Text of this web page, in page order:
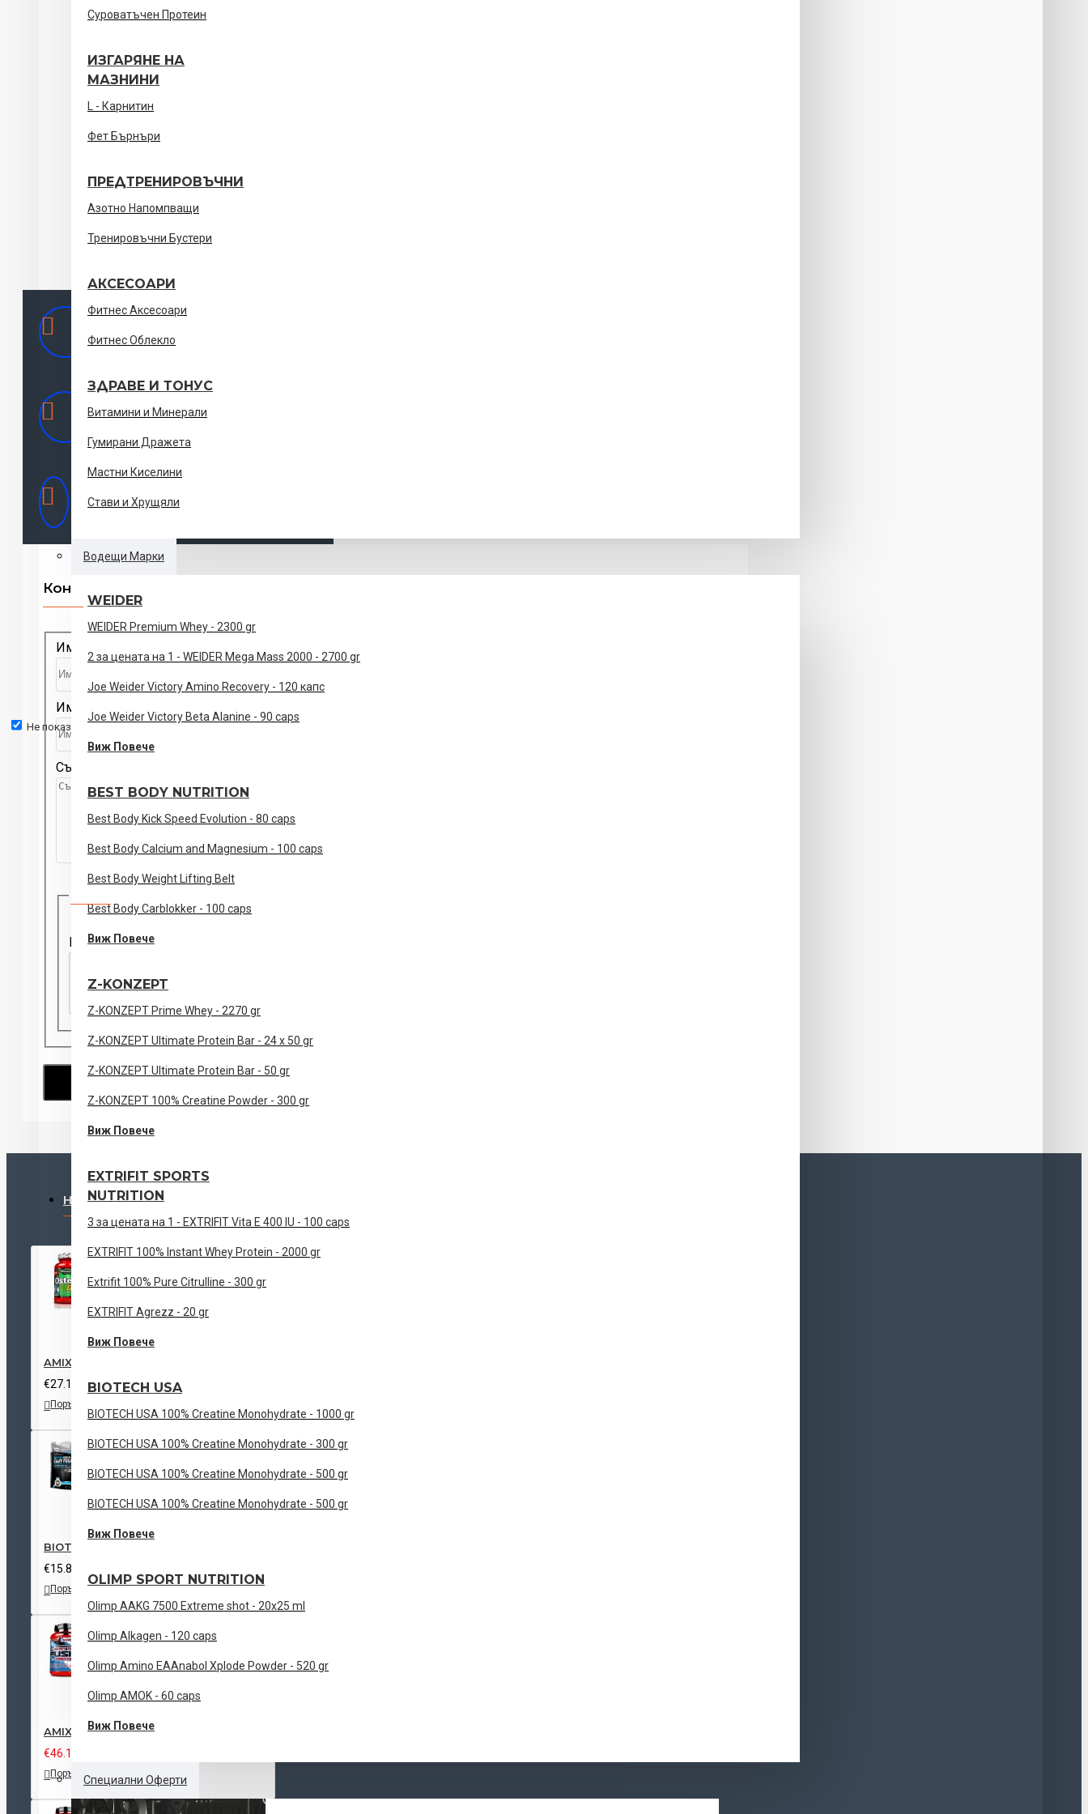
Не показвай отново.
Суроватъчен Протеин
ИЗГАРЯНЕ НА
МАЗНИНИ
L - Карнитин
Фет Бърнъри
ПРЕДТРЕНИРОВЪЧНИ
Азотно Напомпващи
Тренировъчни Бустери
АКСЕСОАРИ
Фитнес Аксесоари
Фитнес Облекло
ЗДРАВЕ И ТОНУС
Витамини и Минерали
Гумирани Дражета
Мастни Киселини
Стави и Хрущяли
Водещи Марки
WEIDER
WEIDER Premium Whey - 2300 gr
2 за цената на 1 - WEIDER Mega Mass 2000 - 2700 gr
Joe Weider Victory Amino Recovery - 120 капс
Joe Weider Victory Beta Alanine - 90 caps
Виж Повече
BEST BODY NUTRITION
Best Body Kick Speed Evolution - 80 caps
Best Body Calcium and Magnesium - 100 caps
Best Body Weight Lifting Belt
Best Body Carblokker - 100 caps
Виж Повече
Z-KONZEPT
Z-KONZEPT Prime Whey - 2270 gr
Z-KONZEPT Ultimate Protein Bar - 24 x 50 gr
Z-KONZEPT Ultimate Protein Bar - 50 gr
Z-KONZEPT 100% Creatine Powder - 300 gr
Виж Повече
EXTRIFIT SPORTS
NUTRITION
3 за цената на 1 - EXTRIFIT Vita E 400 IU - 100 caps
EXTRIFIT 100% Instant Whey Protein - 2000 gr
Extrifit 100% Pure Citrulline - 300 gr
EXTRIFIT Agrezz - 20 gr
Виж Повече
BIOTECH USA
BIOTECH USA 100% Creatine Monohydrate - 1000 gr
BIOTECH USA 100% Creatine Monohydrate - 300 gr
BIOTECH USA 100% Creatine Monohydrate - 500 gr
BIOTECH USA 100% Creatine Monohydrate - 500 gr
Виж Повече
OLIMP SPORT NUTRITION
Olimp AAKG 7500 Extreme shot - 20x25 ml
Olimp Alkagen - 120 caps
Olimp Amino EAAnabol Xplode Powder - 520 gr
Olimp AMOK - 60 caps
Виж Повече
Специални Оферти
Адресул. Гео Милев 44, Блок 35 София
0888 34 66 35 - София,
0889 80 60 66 - Пловдив,
Време
Контакти
Име
Имейл
Съобщение
Captcha
Please complete the captcha validation below
НАЙ-ГЛЕДАНИ
AMIX Osteo DW - 90 tab
€27.10 (53.00лв)
Поръчай
към
желания
този
BIOTECH USA Nitro Gold Pro Enzy Fusion - 500 gr
€15.85 (31.00лв)
ПоръчайДобави
към
желания
Сравни
този
AMIX Whey Pure FUSION - 1000 gr
€46.10 (90.16лв)
ПоръчайДобави
към
списък с
Сравни
този
продукт